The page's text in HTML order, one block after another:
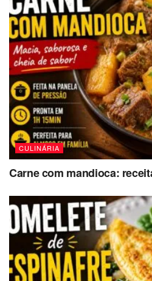
CULINÁRIA
Carne com mandioca: